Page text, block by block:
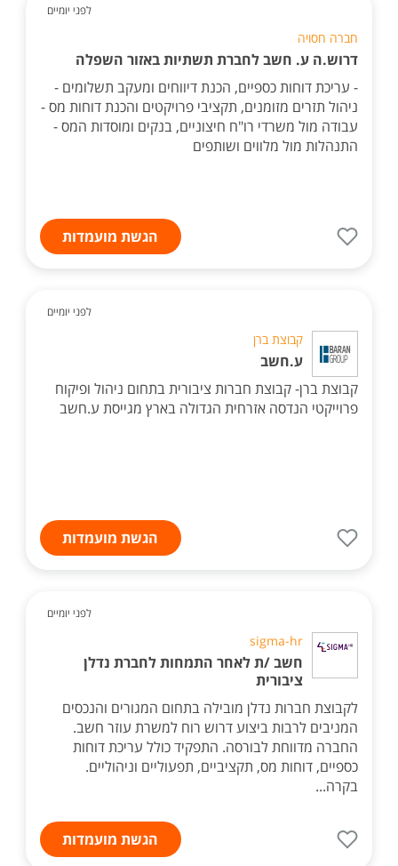
לפני יומיים
חברה חסויה
דרוש.ה ע. חשב לחברת תשתיות באזור השפלה
- עריכת דוחות כספיים, הכנת דיווחים ומעקב תשלומים -
ניהול תזרים מזומנים, תקציבי פרויקטים והכנת דוחות מס -
עבודה מול משרדי רו"ח חיצוניים, בנקים ומוסדות המס -
התנהלות מול מלווים ושותפים
הגשת מועמדות
לפני יומיים
קבוצת ברן
ע.חשב
קבוצת ברן- קבוצת חברות ציבורית בתחום ניהול ופיקוח
פרוייקטי הנדסה אזרחית הגדולה בארץ מגייסת ע.חשב
הגשת מועמדות
לפני יומיים
sigma-hr
חשב /ת לאחר התמחות לחברת נדלן
ציבורית
לקבוצת חברות נדלן מובילה בתחום המגורים והנכסים
המניבים לרבות ביצוע דרוש רוח למשרת עוזר חשב.
החברה מדווחת לבורסה. התפקיד כולל עריכת דוחות
כספיים, דוחות מס, תקציביים, תפעוליים וניהוליים.
בקרה...
הגשת מועמדות